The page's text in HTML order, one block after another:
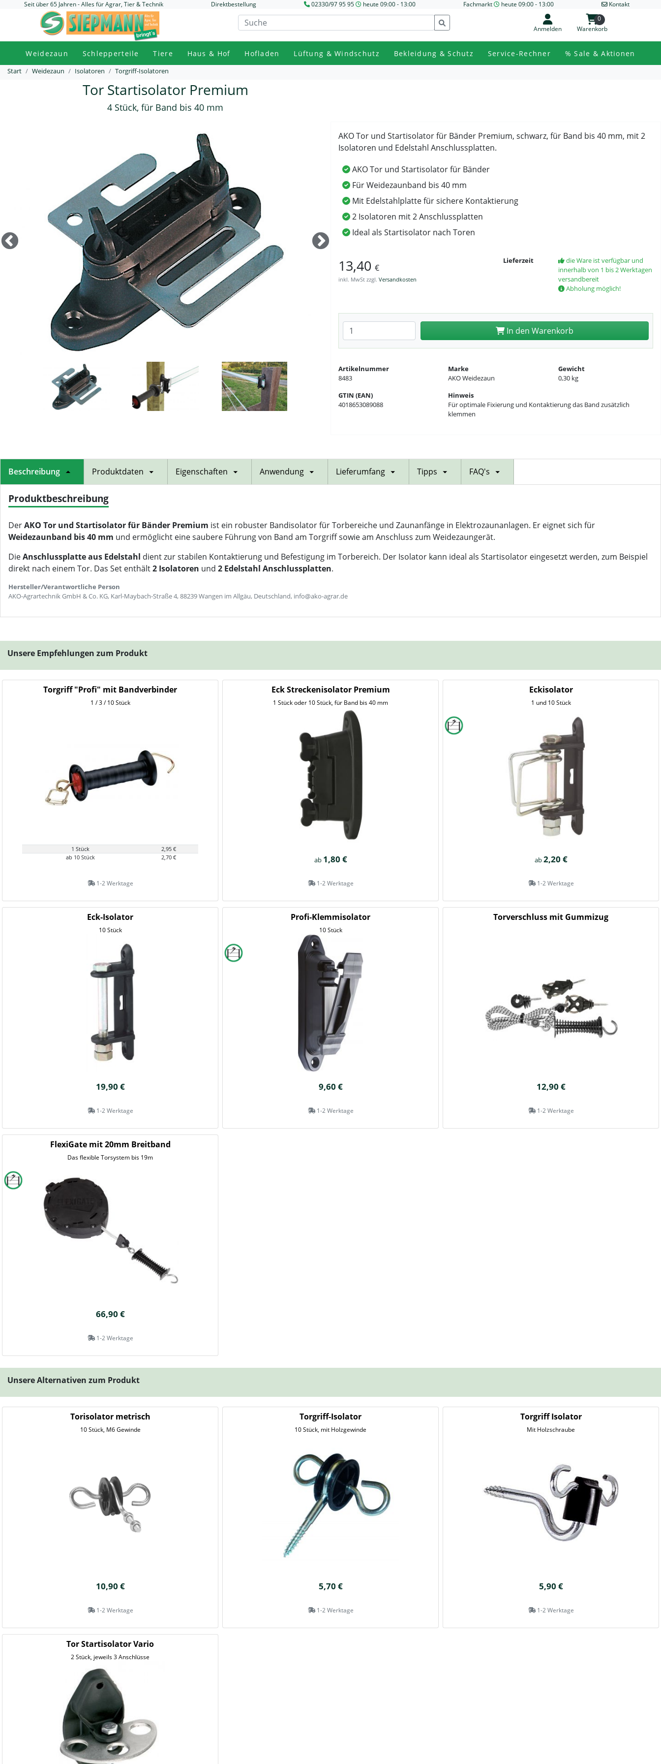
Seit über 65 Jahren - Alles für Agrar, Tier & Technik Direktbestellung 02330/97 95 95 heute 09:00 - 13:00 Fachmarkt heute 09:00 - 13:00 Kontakt
Anmelden Warenkorb
0
Weidezaun Schlepperteile Tiere Haus & Hof Hofladen Lüftung & Windschutz Bekleidung & Schutz Service-Rechner % Sale & Aktionen
Start Weidezaun Isolatoren Torgriff-Isolatoren
Tor Startisolator Premium
4 Stück, für Band bis 40 mm
AKO Tor und Startisolator für Bänder Premium, schwarz, für Band bis 40 mm, mit 2
Isolatoren und Edelstahl Anschlussplatten.
AKO Tor und Startisolator für Bänder
Für Weidezaunband bis 40 mm
Mit Edelstahlplatte für sichere Kontaktierung
2 Isolatoren mit 2 Anschlussplatten
Ideal als Startisolator nach Toren
13,40 €
inkl. MwSt zzgl. Versandkosten
Lieferzeit
die Ware ist verfügbar und
innerhalb von 1 bis 2 Werktagen
versandbereit
Abholung möglich!
Anzahl eingeben In den Warenkorb
Artikelnummer
8483
Marke
AKO Weidezaun
Gewicht
0,30 kg
GTIN (EAN)
4018653089088
Hinweis
Für optimale Fixierung und Kontaktierung das Band zusätzlich
klemmen
Beschreibung
Produktbeschreibung
DerAKO Tor und Startisolator für Bänder Premium ist ein robuster Bandisolator für Torbereiche und Zaunanfänge in Elektrozaunanlagen. Er eignet sich für
Weidezaunband bis 40 mm und ermöglicht eine saubere Führung von Band am Torgriff sowie am Anschluss zum Weidezaungerät.
DieAnschlussplatte aus Edelstahl dient zur stabilen Kontaktierung und Befestigung im Torbereich. Der Isolator kann ideal als Startisolator eingesetzt werden, zum Beispiel
direkt nach einem Tor. Das Set enthält2 Isolatoren und 2 Edelstahl Anschlussplatten.
Hersteller/Verantwortliche Person
AKO-Agrartechnik GmbH & Co. KG, Karl-Maybach-Straße 4, 88239 Wangen im Allgäu, Deutschland, info@ako-agrar.de
Produktdaten Eigenschaften Anwendung Lieferumfang Tipps FAQ's
Unsere Empfehlungen zum Produkt
Torgriff "Profi" mit Bandverbinder
1 / 3 / 10 Stück
1 Stück
2,95 €
ab 10 Stück
2,70 €
1-2 Werktage
Eck Streckenisolator Premium
1 Stück oder 10 Stück, für Band bis 40 mm
ab 1,80 €
1-2 Werktage
Eckisolator
1 und 10 Stück
ab2,20 €
1-2 Werktage
Eck-Isolator
10 Stück
19,90 €
1-2 Werktage
Profi-Klemmisolator
10 Stück
9,60 €
1-2 Werktage
Torverschluss mit Gummizug
12,90 €
1-2 Werktage
FlexiGate mit 20mm Breitband
Das flexible Torsystem bis 19m
66,90 €
1-2 Werktage
Unsere Alternativen zum Produkt
Torisolator metrisch
10 Stück, M6 Gewinde
10,90 €
1-2 Werktage
Torgriff-Isolator
10 Stück, mit Holzgewinde
5,70 €
1-2 Werktage
Torgriff Isolator
Mit Holzschraube
5,90 €
1-2 Werktage
Tor Startisolator Vario
2 Stück, jeweils 3 Anschlüsse